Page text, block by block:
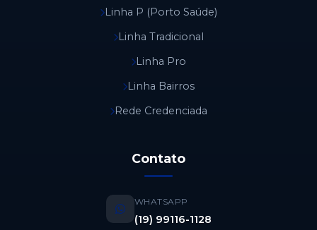
Linha P (Porto Saúde)
Linha Tradicional
Linha Pro
Linha Bairros
Rede Credenciada
Contato
WHATSAPP
(19) 99116-1128